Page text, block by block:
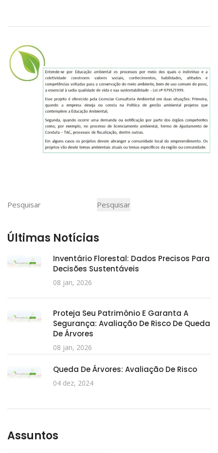
Pesquisar
Pesquisar
Últimas Notícias
Inventário Florestal: Dados Precisos Para
Decisões Sustentáveis
08 jan, 2026
Proteja Seu Patrimônio E Garanta A
Segurança: Avaliação De Risco De Queda
De Árvores
08 jan, 2026
Queda De Árvores: Avaliação De Risco
04 dez, 2024
Assuntos